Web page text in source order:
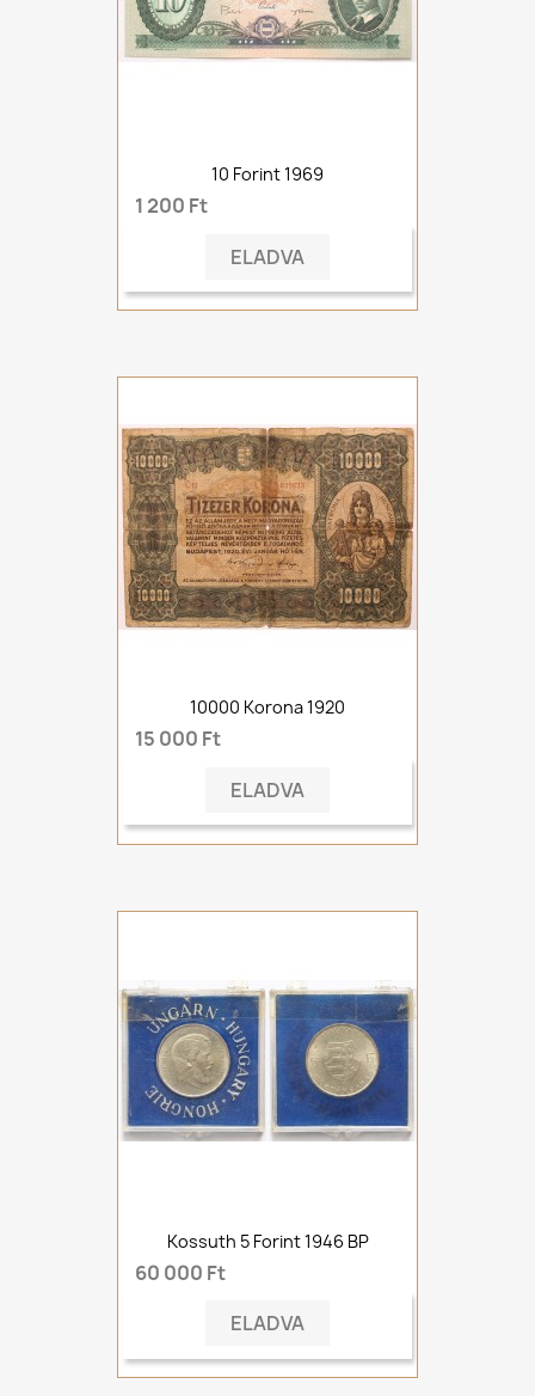
10 Forint 1969
1 200 Ft
ELADVA
10000 Korona 1920
15 000 Ft
ELADVA
Kossuth 5 Forint 1946 BP
60 000 Ft
ELADVA